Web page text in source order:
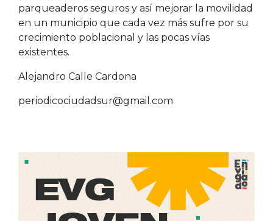
parqueaderos seguros y así mejorar la movilidad
en un municipio que cada vez más sufre por su
crecimiento poblacional y las pocas vías
existentes.
Alejandro Calle Cardona
periodicociudadsur@gmail.com